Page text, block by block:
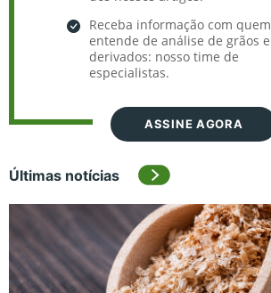
Receba informação com quem
entende de análise de grãos e
derivados: nosso time de
especialistas.
ASSINE AGORA
Últimas notícias